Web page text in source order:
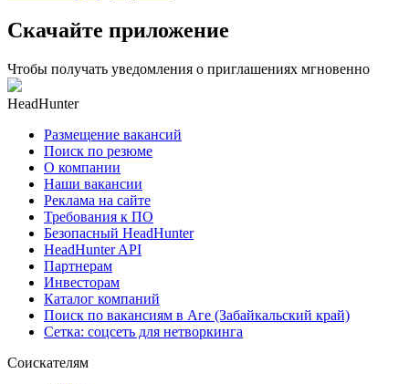
Скачайте приложение
Чтобы получать уведомления о приглашениях мгновенно
HeadHunter
Размещение вакансий
Поиск по резюме
О компании
Наши вакансии
Реклама на сайте
Требования к ПО
Безопасный HeadHunter
HeadHunter API
Партнерам
Инвесторам
Каталог компаний
Поиск по вакансиям в Аге (Забайкальский край)
Сетка: соцсеть для нетворкинга
Соискателям